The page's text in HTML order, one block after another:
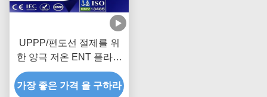
UPPP/편도선 절제를 위
한 양극 저온 ENT 플라스
마 발전기
가장 좋은 가격 을 구하라